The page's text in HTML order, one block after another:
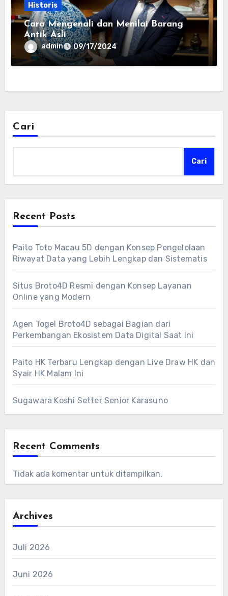
Historis
Cara Mengenali dan Menilai Barang
Antik Asli
admin 09/17/2024
Cari
Cari
Recent Posts
Paito Toto Macau 5D dengan Konsep Pengelolaan
Riwayat Data yang Lebih Lengkap dan Sistematis
Situs Broto4D Resmi dengan Konsep Layanan
Online yang Modern
Agen Togel Broto4D sebagai Bagian dari
Perkembangan Ekosistem Data Digital Saat Ini
Paito HK Terbaru Lengkap dengan Live Draw HK dan
Syair HK Malam Ini
Sugawara Koshi Setter Senior Karasuno
Recent Comments
Tidak ada komentar untuk ditampilkan.
Archives
Juli 2026
Juni 2026